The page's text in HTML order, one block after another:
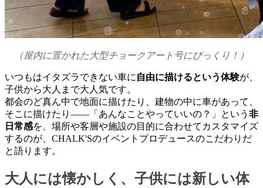
（屋内に置かれた大型チョークアート号にびっくり！）
いつもはイタズラできない車に 自由に描けるという体験が、
子供から大人まで大人気です。
都会のど真ん中で地面に描けたり、建物の中に車があって、
そこに描けたり——「あんなことやっていいの？」という 非
日常感を、場所や客層や施設の目的に合わせてカスタマイズ
するのが、CHALK'Sのイベントプロデュースのこだわりだ
と語ります。
大人には懐かしく、子供には新しい体